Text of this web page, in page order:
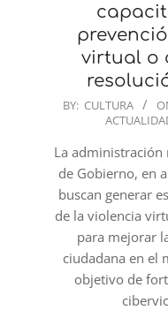
virtual o
2023-
28
BY: CULTURA
La administración
de Gobierno, en
buscan generar
de la violencia
para mejorar
ciudadana en el
objetivo de